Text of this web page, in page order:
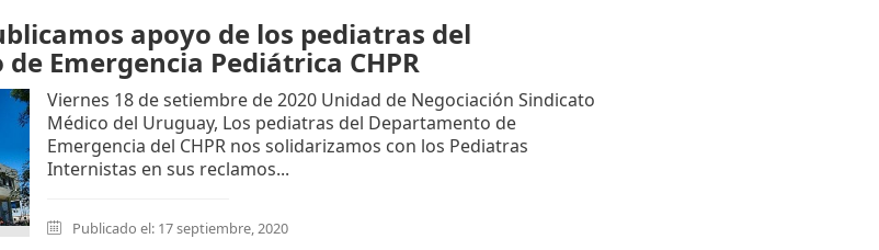
apoyo de los pediatras del
Emergencia Pediátrica CHPR
Viernes 18 de setiembre de 2020 Unidad de Negociación Sindicato
Médico del Uruguay, Los pediatras del Departamento de
Emergencia del CHPR nos solidarizamos con los Pediatras
Internistas en sus reclamos...
Publicado el: 17 septiembre, 2020